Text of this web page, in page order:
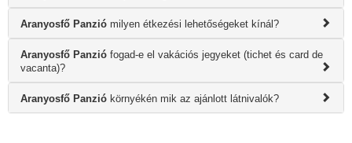
Aranyosfő Panzió milyen étkezési lehetőségeket kínál?
Aranyosfő Panzió fogad-e el vakációs jegyeket (tichet és card de
vacanta)?
Aranyosfő Panzió környékén mik az ajánlott látnivalók?